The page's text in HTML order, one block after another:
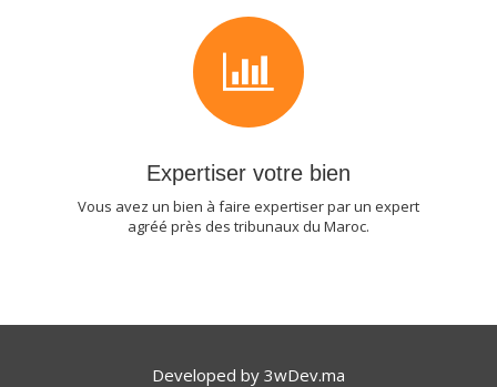
Expertiser votre bien
Vous avez un bien à faire expertiser par un expert
agréé près des tribunaux du Maroc.
Developed by 3wDev.ma